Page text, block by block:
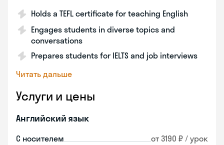
Holds a TEFL certificate for teaching English
Engages students in diverse topics and
conversations
Prepares students for IELTS and job interviews
Читать дальше
Услуги и цены
Английский язык
С носителем от 3190 ₽ / урок